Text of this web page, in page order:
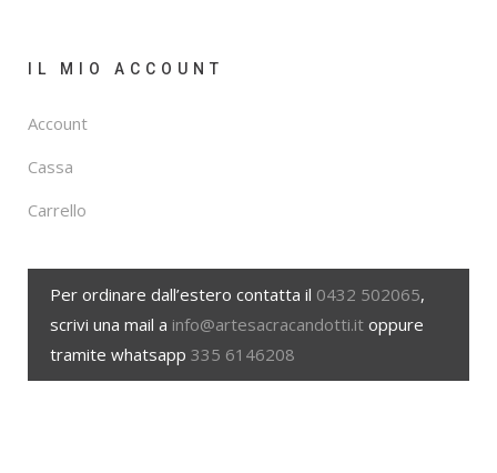
IL MIO ACCOUNT
Account
Cassa
Carrello
Per ordinare dall’estero contatta il 0432 502065,
scrivi una mail a info@artesacracandotti.it oppure
tramite whatsapp 335 6146208